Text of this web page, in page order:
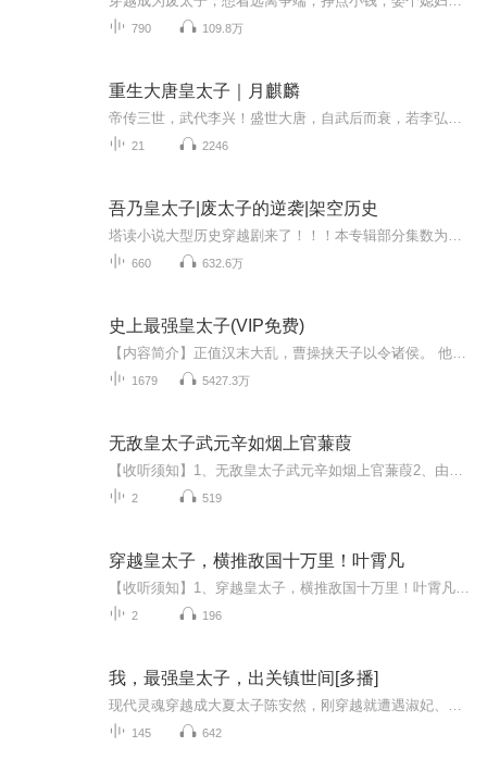
790 109.8万
重生大唐皇太子｜月麒麟
21 2246
吾乃皇太子|废太子的逆袭|架空历史
660 632.6万
史上最强皇太子(VIP免费)
1679 5427.3万
无敌皇太子武元辛如烟上官蒹葭
2 519
穿越皇太子，横推敌国十万里！叶霄凡
2 196
我，最强皇太子，出关镇世间[多播]
145 642